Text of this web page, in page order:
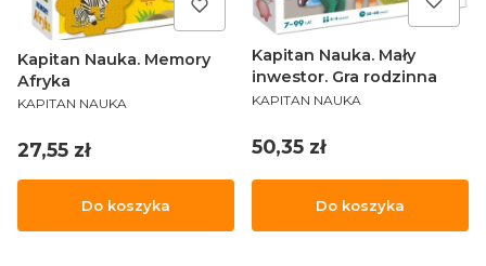
Kapitan Nauka. Memory
Afryka
PRODUCENT
KAPITAN NAUKA
Cena
27,55 zł
Do koszyka
Kapitan Nauka. Mały
inwestor. Gra rodzinna
PRODUCENT
KAPITAN NAUKA
Cena
50,35 zł
Do koszyka